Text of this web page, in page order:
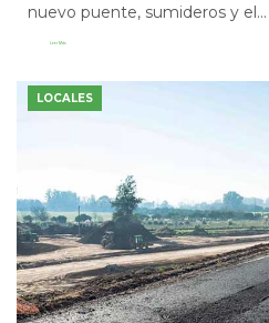
nuevo puente, sumideros y el...
Leer Más
LOCALES